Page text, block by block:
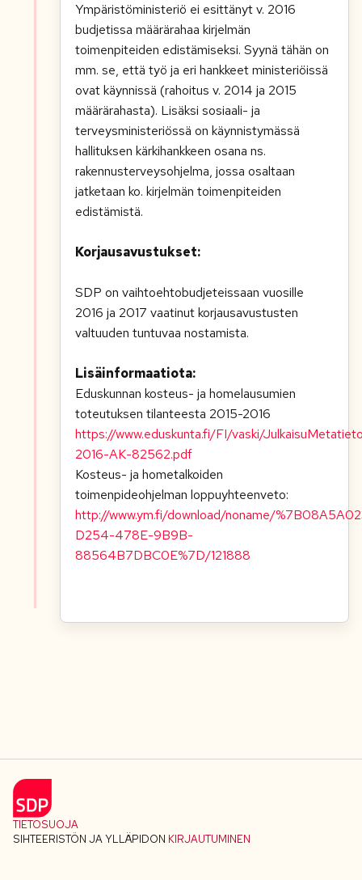
Ympäristöministeriö ei esittänyt v. 2016
budjetissa määrärahaa kirjelmän
toimenpiteiden edistämiseksi. Syynä tähän on
mm. se, että työ ja eri hankkeet ministeriöissä
ovat käynnissä (rahoitus v. 2014 ja 2015
määrärahasta). Lisäksi sosiaali- ja
terveysministeriössä on käynnistymässä
hallituksen kärkihankkeen osana ns.
rakennusterveysohjelma, jossa osaltaan
jatketaan ko. kirjelmän toimenpiteiden
edistämistä.
Korjausavustukset:
SDP on vaihtoehtobudjeteissaan vuosille
2016 ja 2017 vaatinut korjausavustusten
valtuuden tuntuvaa nostamista.
Lisäinformaatiota:
Eduskunnan kosteus- ja homelausumien
toteutuksen tilanteesta 2015-2016
https://www.eduskunta.fi/FI/vaski/
2016-AK-82562.pdf
Kosteus- ja hometalkoiden
toimenpideohjelman loppuyhteenveto:
http://www.ym.fi/download/noname/
D254-478E-9B9B-
88564B7DBC0E%7D/121888
TIETOSUOJA
SIHTEERISTÖN JA YLLÄPIDON KIRJAUTUMINEN